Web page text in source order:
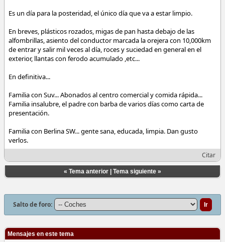
Es un día para la posteridad, el único día que va a estar limpio.
En breves, plásticos rozados, migas de pan hasta debajo de las
alfombrillas, asiento del conductor marcada la orejera con 10,000km
de entrar y salir mil veces al día, roces y suciedad en general en el
exterior, llantas con ferodo acumulado ,etc...
En definitiva...
Familia con Suv... Abonados al centro comercial y comida rápida...
Familia insalubre, el padre con barba de varios días como carta de
presentación.
Familia con Berlina SW... gente sana, educada, limpia. Dan gusto
verlos.
Citar
« Tema anterior Tema siguiente »
Salto de foro:
Mensajes en este tema